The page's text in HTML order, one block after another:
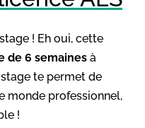
! Eh oui, cette
de 6 semaines à
te permet de
monde professionnel,
!